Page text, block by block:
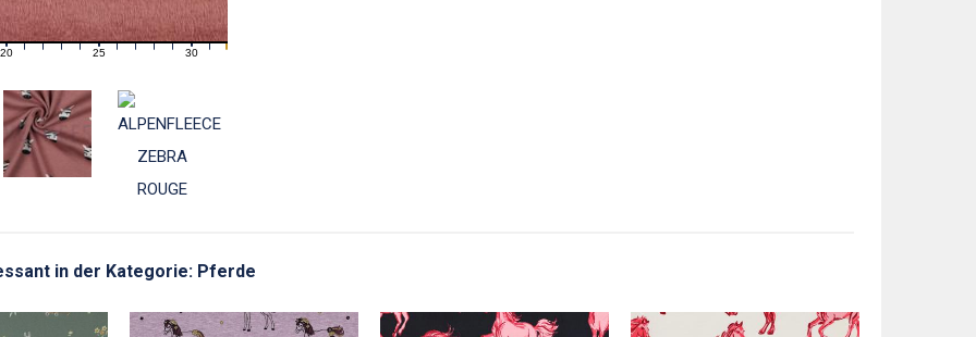
21 22 23 24 25 26 27 28 29 30 31
in der Kategorie: Pferde